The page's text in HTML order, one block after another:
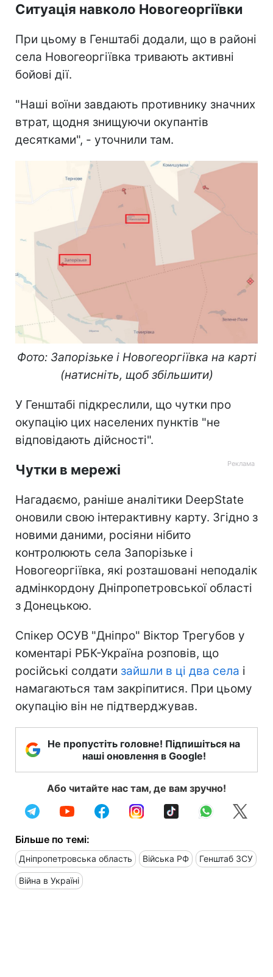
Ситуація навколо Новогеоргіївки
При цьому в Генштабі додали, що в районі
села Новогеоргіївка тривають активні
бойові дії.
"Наші воїни завдають противнику значних
втрат, щодня знищуючи окупантів
десятками", - уточнили там.
Фото: Запорізьке і Новогеоргіївка на карті
(натисніть, щоб збільшити)
У Генштабі підкреслили, що чутки про
окупацію цих населених пунктів "не
відповідають дійсності".
Чутки в мережі
Нагадаємо, раніше аналітики DeepState
оновили свою інтерактивну карту. Згідно з
новими даними, росіяни нібито
контролюють села Запорізьке і
Новогеоргіївка, які розташовані неподалік
адмінкордону Дніпропетровської області
з Донецькою.
Спікер ОСУВ "Дніпро" Віктор Трегубов у
коментарі РБК-Україна розповів, що
російські солдати зайшли в ці два села і
намагаються там закріпитися. При цьому
окупацію він не підтверджував.
Не пропустіть головне! Підпишіться на
наші оновлення в Google!
Або читайте нас там, де вам зручно!
Більше по темі:
Дніпропетровська область Війська РФ Генштаб ЗСУ
Війна в Україні